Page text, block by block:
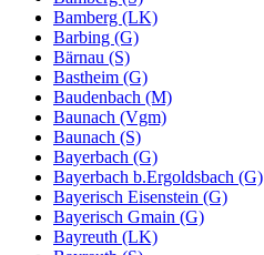
Bamberg (LK)
Barbing (G)
Bärnau (S)
Bastheim (G)
Baudenbach (M)
Baunach (Vgm)
Baunach (S)
Bayerbach (G)
Bayerbach b.Ergoldsbach (G)
Bayerisch Eisenstein (G)
Bayerisch Gmain (G)
Bayreuth (LK)